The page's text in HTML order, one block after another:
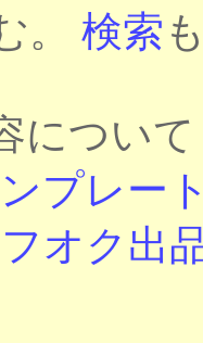
。 検索
につい
プレー
オク出